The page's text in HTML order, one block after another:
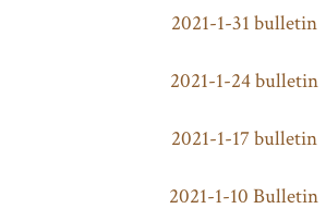
2021-1-31 bulletin
2021-1-24 bulletin
2021-1-17 bulletin
2021-1-10 Bulletin